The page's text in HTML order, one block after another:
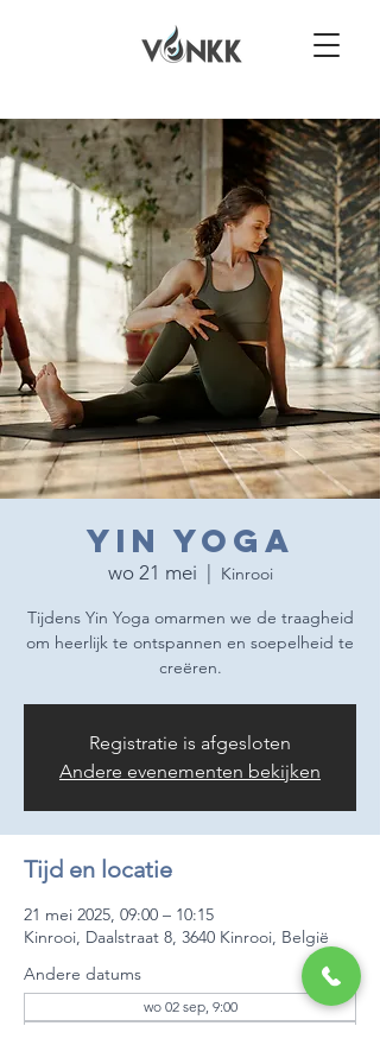
Yin Yoga
wo 21 mei Kinrooi
Tijdens Yin Yoga omarmen we de traagheid
om heerlijk te ontspannen en soepelheid te
creëren.
Registratie is afgesloten
Andere evenementen bekijken
Tijd en locatie
21 mei 2025, 09:00 – 10:15
Kinrooi, Daalstraat 8, 3640 Kinrooi, België
Andere datums
wo 02 sep, 9:00